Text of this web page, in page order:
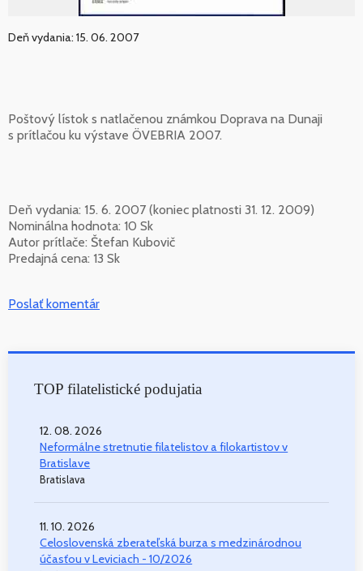
Deň vydania: 15. 06. 2007
Poštový lístok s natlačenou známkou Doprava na Dunaji
s prítlačou ku výstave ÖVEBRIA 2007.
Deň vydania: 15. 6. 2007 (koniec platnosti 31. 12. 2009)
Nominálna hodnota: 10 Sk
Autor prítlače: Štefan Kubovič
Predajná cena: 13 Sk
Poslať komentár
TOP filatelistické podujatia
12. 08. 2026
Neformálne stretnutie filatelistov a filokartistov v
Bratislave
Bratislava
11. 10. 2026
Celoslovenská zberateľská burza s medzinárodnou
účasťou v Leviciach - 10/2026